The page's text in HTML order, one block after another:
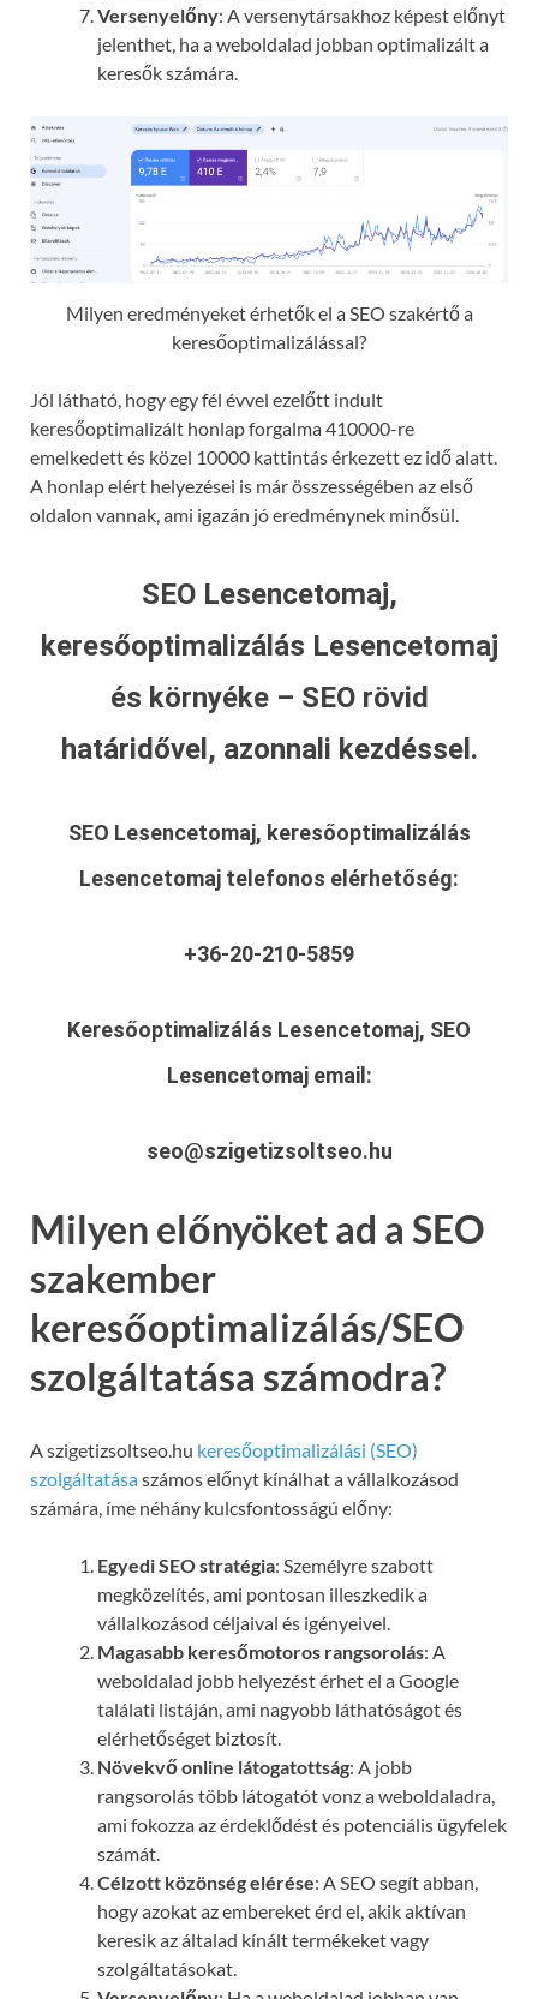
Versenyelőny: A versenytársakhoz képest előnyt
jelenthet, ha a weboldalad jobban optimalizált a
keresők számára.
Milyen eredményeket érhetők el a SEO szakértő a
keresőoptimalizálással?
Jól látható, hogy egy fél évvel ezelőtt indult
keresőoptimalizált honlap forgalma 410000-re
emelkedett és közel 10000 kattintás érkezett ez idő alatt.
A honlap elért helyezései is már összességében az első
oldalon vannak, ami igazán jó eredménynek minősül.
SEO Lesencetomaj,
keresőoptimalizálás Lesencetomaj
és környéke – SEO rövid
határidővel, azonnali kezdéssel.
SEO Lesencetomaj, keresőoptimalizálás
Lesencetomaj telefonos elérhetőség:
+36-20-210-5859
Keresőoptimalizálás Lesencetomaj, SEO
Lesencetomaj email:
seo@szigetizsoltseo.hu
Milyen előnyöket ad a SEO
szakember
keresőoptimalizálás/SEO
szolgáltatása számodra?
A szigetizsoltseo.hu keresőoptimalizálási (SEO)
szolgáltatásaszámos előnyt kínálhat a vállalkozásod
számára, íme néhány kulcsfontosságú előny:
Egyedi SEO stratégia: Személyre szabott
megközelítés, ami pontosan illeszkedik a
vállalkozásod céljaival és igényeivel.
Magasabb keresőmotoros rangsorolás: A
weboldalad jobb helyezést érhet el a Google
találati listáján, ami nagyobb láthatóságot és
elérhetőséget biztosít.
Növekvő online látogatottság: A jobb
rangsorolás több látogatót vonz a weboldaladra,
ami fokozza az érdeklődést és potenciális ügyfelek
számát.
Célzott közönség elérése: A SEO segít abban,
hogy azokat az embereket érd el, akik aktívan
keresik az általad kínált termékeket vagy
szolgáltatásokat.